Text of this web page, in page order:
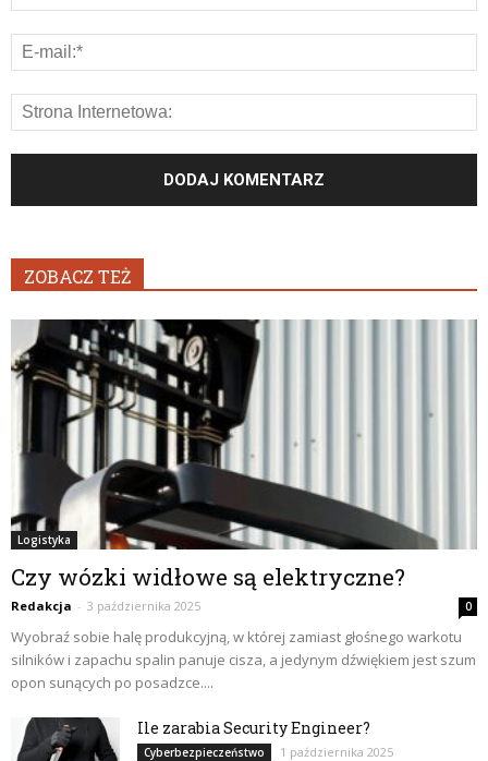
ZOBACZ TEŻ
Logistyka
Czy wózki widłowe są elektryczne?
Redakcja - 3 października 2025 0
Wyobraź sobie halę produkcyjną, w której zamiast głośnego warkotu
silników i zapachu spalin panuje cisza, a jedynym dźwiękiem jest szum
opon sunących po posadzce....
Ile zarabia Security Engineer?
Cyberbezpieczeństwo 1 października 2025